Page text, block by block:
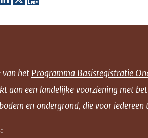
n
o
p
n
o
p
l
o
a
van het Programma Basisregistratie
aan een landelijke voorziening met
en ondergrond, die voor